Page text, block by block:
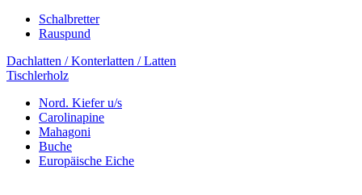
Schalbretter
Rauspund
Dachlatten / Konterlatten / Latten
Tischlerholz
Nord. Kiefer u/s
Carolinapine
Mahagoni
Buche
Europäische Eiche